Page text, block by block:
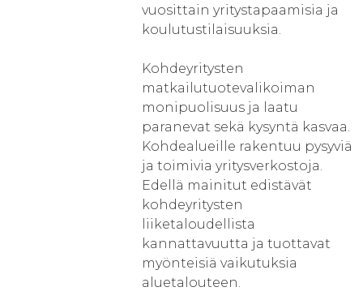
vuosittain yritystapaamisia ja
koulutustilaisuuksia.
Kohdeyritysten
matkailutuotevalikoiman
monipuolisuus ja laatu
paranevat sekä kysyntä kasvaa.
Kohdealueille rakentuu pysyviä
ja toimivia yritysverkostoja.
Edellä mainitut edistävät
kohdeyritysten
liiketaloudellista
kannattavuutta ja tuottavat
myönteisiä vaikutuksia
aluetalouteen.